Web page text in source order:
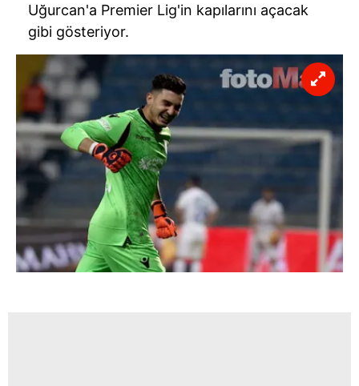
Uğurcan'a Premier Lig'in kapılarını açacak
gibi gösteriyor.